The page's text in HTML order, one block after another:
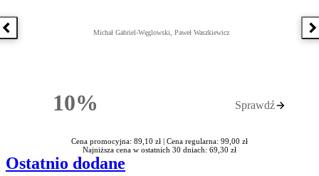
Poprzednia książka
10%Rabatu
Michał Gabriel-Węglowski, Paweł Waszkiewicz
Sprawdź
Cena promocyjna: 89,10 zł | Cena regularna: 99,00 zł
Najniższa cena w ostatnich 30 dniach: 69,30 zł
Ostatnio dodane